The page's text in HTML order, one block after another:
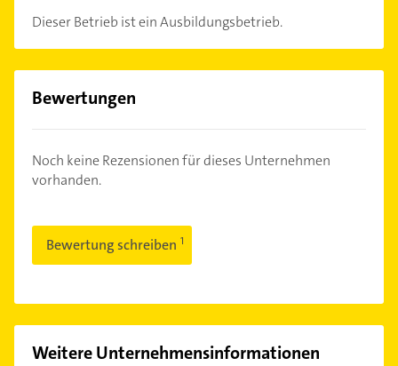
Dieser Betrieb ist ein Ausbildungsbetrieb.
Bewertungen
Noch keine Rezensionen für dieses Unternehmen
vorhanden.
Bewertung schreiben
Weitere Unternehmensinformationen